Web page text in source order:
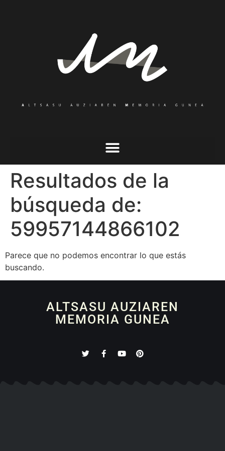
Resultados de la
búsqueda de:
59957144866102
Parece que no podemos encontrar lo que estás
buscando.
ALTSASU AUZIAREN
MEMORIA GUNEA